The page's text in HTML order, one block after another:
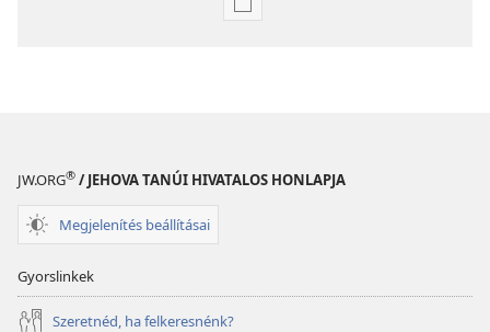
Kiadványok
JW.ORG® / JEHOVA TANÚI HIVATALOS HONLAPJA
Megjelenítés beállításai
Gyorslinkek
Szeretnéd, ha felkeresnénk?